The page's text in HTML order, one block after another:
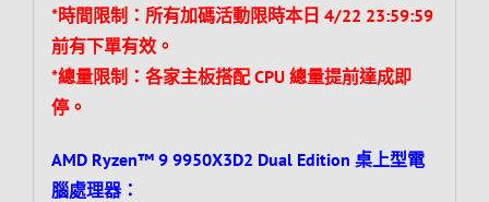
*時間限制：所有加碼活動限時本日 4/22 23:59:59
前有下單有效。
*總量限制：各家主板搭配 CPU 總量提前達成即
停。
AMD Ryzen™ 9 9950X3D2 Dual Edition 桌上型電
腦處理器：